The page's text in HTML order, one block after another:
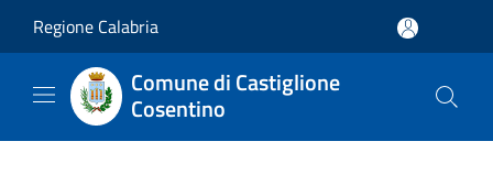
Regione Calabria
Comune di Castiglione
Cosentino